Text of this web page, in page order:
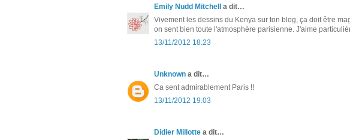
Emily Nudd Mitchell a dit…
Vivement les dessins du Kenya sur ton blog, ça doit être
on sent bien toute l'atmosphère parisienne. J'aime
13/11/2012 18:23
Unknown a dit…
Ca sent admirablement Paris !!
13/11/2012 19:03
Didier Millotte a dit…